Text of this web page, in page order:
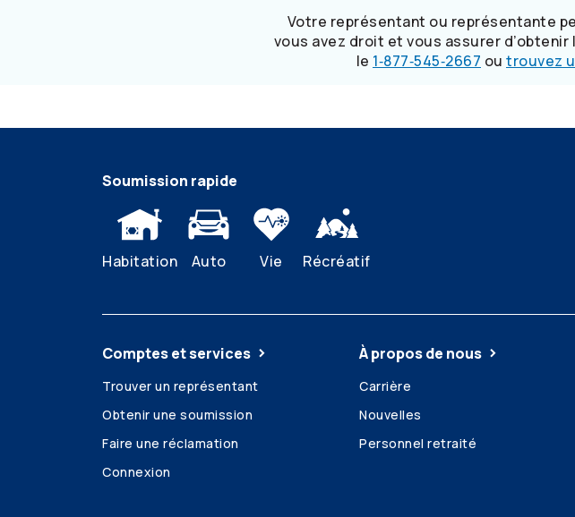
Votre représentant ou représentante
vous avez droit et vous assurer
le 1‑877‑545‑2667 ou trouvez
Soumission rapide
Habitation Auto Vie Récréatif
Comptes et services
Trouver un représentant
Obtenir une soumission
Faire une réclamation
Connexion
À propos de nous
Carrière
Nouvelles
Personnel retraité